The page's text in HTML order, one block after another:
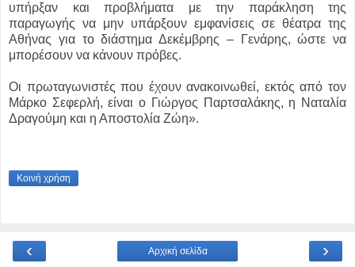
υπήρξαν και προβλήματα με την παράκληση της
παραγωγής να μην υπάρξουν εμφανίσεις σε θέατρα της
Αθήνας για το διάστημα Δεκέμβρης – Γενάρης, ώστε να
μπορέσουν να κάνουν πρόβες.
Οι πρωταγωνιστές που έχουν ανακοινωθεί, εκτός από τον
Μάρκο Σεφερλή, είναι ο Γιώργος Παρτσαλάκης, η Ναταλία
Δραγούμη και η Αποστολία Ζώη».
Κοινή χρήση
‹ ›
Αρχική σελίδα